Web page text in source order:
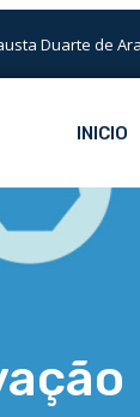
Duarte de
INICIO